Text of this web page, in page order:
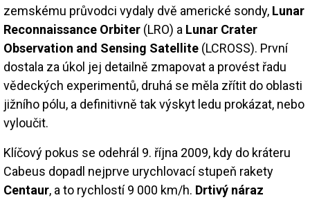
zemskému průvodci vydaly dvě americké sondy, Lunar
Reconnaissance Orbiter (LRO) a Lunar Crater
Observation and Sensing Satellite (LCROSS). První
dostala za úkol jej detailně zmapovat a provést řadu
vědeckých experimentů, druhá se měla zřítit do oblasti
jižního pólu, a definitivně tak výskyt ledu prokázat, nebo
vyloučit.
Klíčový pokus se odehrál 9. října 2009, kdy do kráteru
Cabeus dopadl nejprve urychlovací stupeň rakety
Centaur, a to rychlostí 9 000 km/h. Drtivý náraz